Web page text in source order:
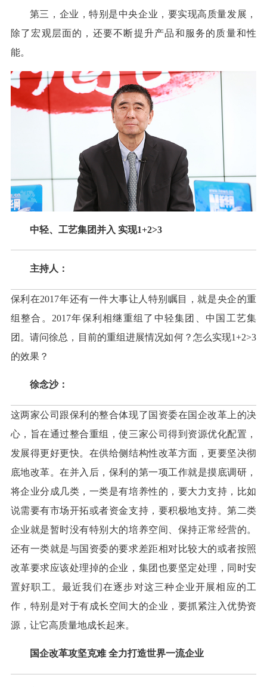
第三，企业，特别是中央企业，要实现高质量发展，
除了宏观层面的，还要不断提升产品和服务的质量和性
能。
中轻、工艺集团并入 实现1+2>3
主持人：
保利在2017年还有一件大事让人特别瞩目，就是央企的重
组整合。2017年保利相继重组了中轻集团、中国工艺集
团。请问徐总，目前的重组进展情况如何？怎么实现1+2>3
的效果？
徐念沙：
这两家公司跟保利的整合体现了国资委在国企改革上的决
心，旨在通过整合重组，使三家公司得到资源优化配置，
发展得更好更快。在供给侧结构性改革方面，更要坚决彻
底地改革。在并入后，保利的第一项工作就是摸底调研，
将企业分成几类，一类是有培养性的，要大力支持，比如
说需要有市场开拓或者资金支持，要积极地支持。第二类
企业就是暂时没有特别大的培养空间、保持正常经营的。
还有一类就是与国资委的要求差距相对比较大的或者按照
改革要求应该处理掉的企业，集团也要坚定处理，同时安
置好职工。最近我们在逐步对这三种企业开展相应的工
作，特别是对于有成长空间大的企业，要抓紧注入优势资
源，让它高质量地成长起来。
国企改革攻坚克难 全力打造世界一流企业